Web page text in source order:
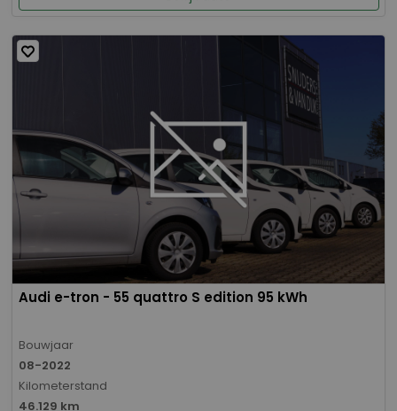
Audi e-tron - 55 quattro S edition 95 kWh
Bouwjaar
08-2022
Kilometerstand
46.129 km